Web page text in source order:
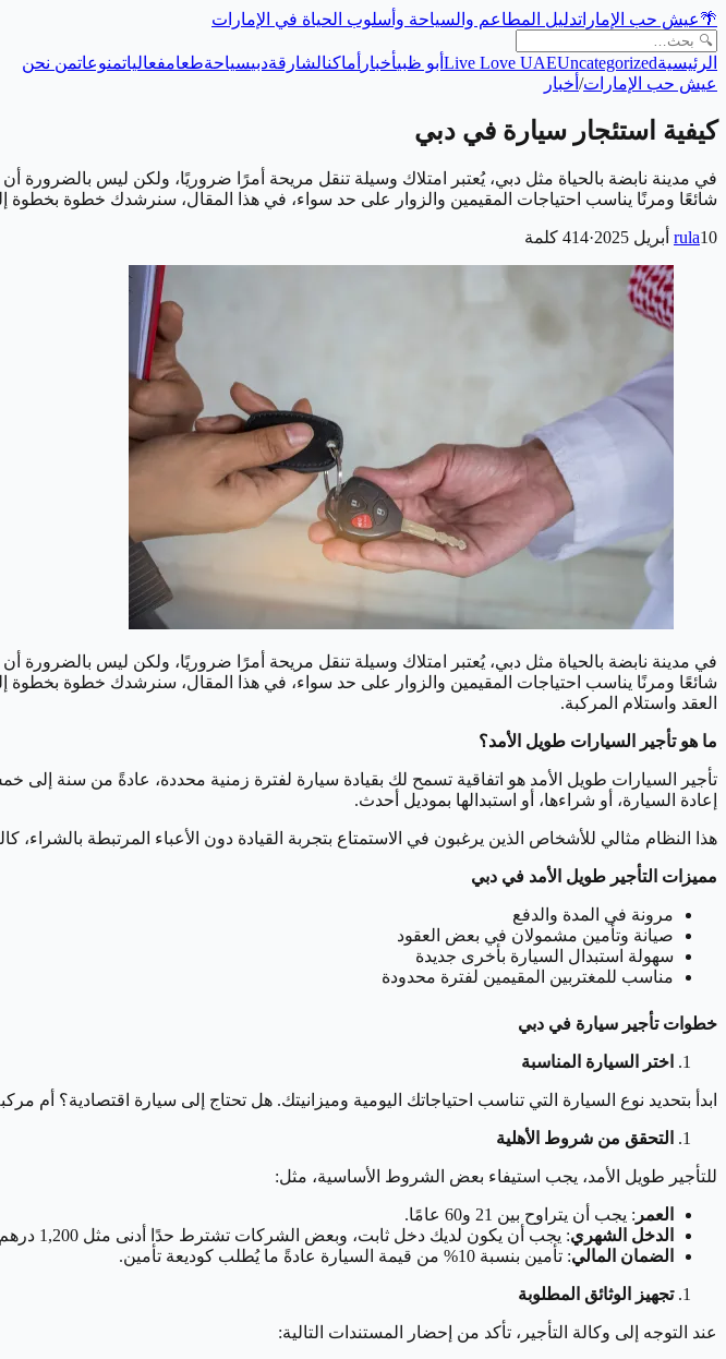
🌴عيش حب الإماراتدليل المطاعم والسياحة وأسلوب الحياة في الإمارات
الرئيسية Live Love UAEUncategorized أبو ظبيأخبار أماكنالشارقةدبيسياحةطعامفعالياتمنوعاتمن نحن
عيش حب الإمارات/ أخبار
كيفية استئجار سيارة في دبي
في مدينة نابضة بالحياة مثل دبي، يُعتبر امتلاك وسيلة تنقل مريحة أمرًا ضروريًا، ولكن ليس بالضرورة أن
شائعًا ومرنًا يناسب احتياجات المقيمين والزوار على حد سواء، في هذا المقال، سنرشدك خطوة
rula10 أبريل 2025 ·
414 كلمة
في مدينة نابضة بالحياة مثل دبي، يُعتبر امتلاك وسيلة تنقل مريحة أمرًا ضروريًا، ولكن ليس بالضرورة أن
شائعًا ومرنًا يناسب احتياجات المقيمين والزوار على حد سواء، في هذا المقال، سنرشدك خطوة بخطوة
العقد واستلام المركبة.
ما هو تأجير السيارات طويل الأمد؟
تأجير السيارات طويل الأمد هو اتفاقية تسمح لك بقيادة سيارة لفترة زمنية محددة، عادةً من سنة إلى
إعادة السيارة، أو شراءها، أو استبدالها بموديل أحدث.
هذا النظام مثالي للأشخاص الذين يرغبون في الاستمتاع بتجربة القيادة دون الأعباء المرتبطة بالشراء،
مميزات التأجير طويل الأمد في دبي
مرونة في المدة والدفع
صيانة وتأمين مشمولان في بعض العقود
سهولة استبدال السيارة بأخرى جديدة
مناسب للمغتربين المقيمين لفترة محدودة
خطوات تأجير سيارة في دبي
اختر السيارة المناسبة
ابدأ بتحديد نوع السيارة التي تناسب احتياجاتك اليومية وميزانيتك. هل تحتاج إلى سيارة اقتصادية؟ أم
التحقق من شروط الأهلية
للتأجير طويل الأمد، يجب استيفاء بعض الشروط الأساسية، مثل:
العمر : يجب أن يتراوح بين 21 و60 عامًا.
الدخل الشهري: يجب أن يكون لديك دخل ثابت، وبعض الشركات تشترط حدًا أدنى مثل 1,200 درهم إماراتي شهريًا.
الضمان المالي: تأمين بنسبة 10% من قيمة السيارة عادةً ما يُطلب كوديعة تأمين.
تجهيز الوثائق المطلوبة
عند التوجه إلى وكالة التأجير، تأكد من إحضار المستندات التالية: